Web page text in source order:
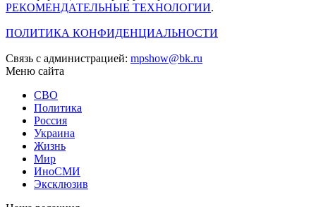
РЕКОМЕНДАТЕЛЬНЫЕ ТЕХНОЛОГИИ.
ПОЛИТИКА КОНФИДЕНЦИАЛЬНОСТИ
Связь с администрацией: mpshow@bk.ru
Меню сайта
СВО
Политика
Россия
Украина
Жизнь
Мир
ИноСМИ
Эксклюзив